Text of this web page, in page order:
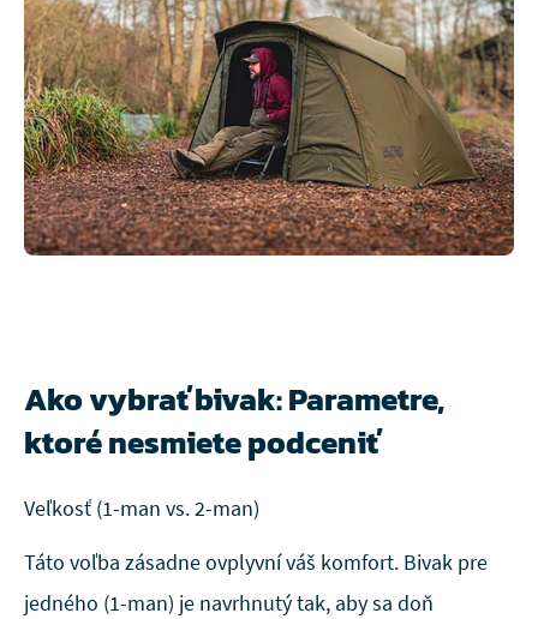
Ako vybrať bivak: Parametre,
ktoré nesmiete podceniť
Veľkosť (1-man vs. 2-man)
Táto voľba zásadne ovplyvní váš komfort. Bivak pre
jedného (1-man) je navrhnutý tak, aby sa doň